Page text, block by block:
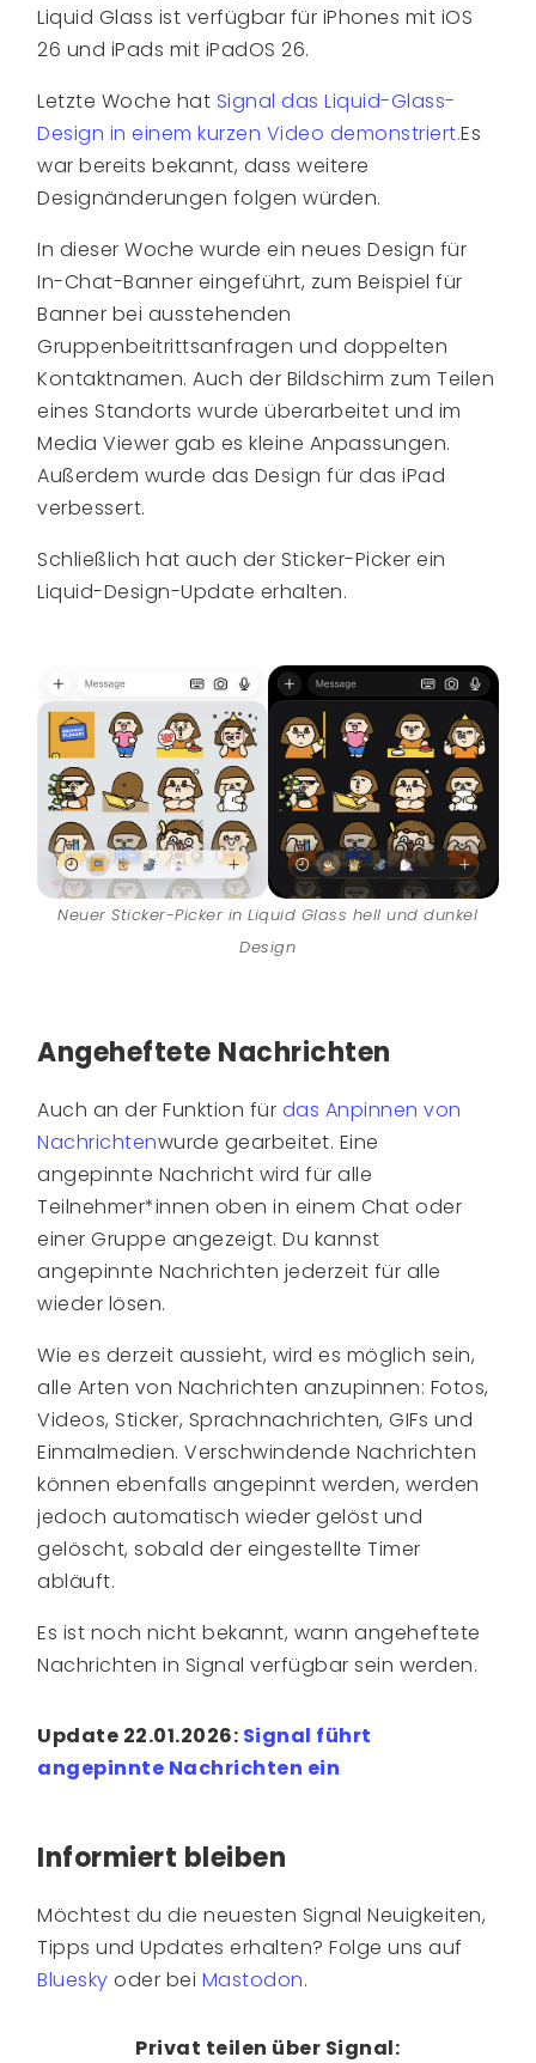
Liquid Glass ist verfügbar für iPhones mit iOS
26 und iPads mit iPadOS 26.
Letzte Woche hat Signal das Liquid-Glass-
Design in einem kurzen Video demonstriert.Es
war bereits bekannt, dass weitere
Designänderungen folgen würden.
In dieser Woche wurde ein neues Design für
In-Chat-Banner eingeführt, zum Beispiel für
Banner bei ausstehenden
Gruppenbeitrittsanfragen und doppelten
Kontaktnamen. Auch der Bildschirm zum Teilen
eines Standorts wurde überarbeitet und im
Media Viewer gab es kleine Anpassungen.
Außerdem wurde das Design für das iPad
verbessert.
Schließlich hat auch der Sticker-Picker ein
Liquid-Design-Update erhalten.
Neuer Sticker-Picker in Liquid Glass hell und dunkel
Design
Angeheftete Nachrichten
Auch an der Funktion für das Anpinnen von
Nachrichtenwurde gearbeitet. Eine
angepinnte Nachricht wird für alle
Teilnehmer*innen oben in einem Chat oder
einer Gruppe angezeigt. Du kannst
angepinnte Nachrichten jederzeit für alle
wieder lösen.
Wie es derzeit aussieht, wird es möglich sein,
alle Arten von Nachrichten anzupinnen: Fotos,
Videos, Sticker, Sprachnachrichten, GIFs und
Einmalmedien. Verschwindende Nachrichten
können ebenfalls angepinnt werden, werden
jedoch automatisch wieder gelöst und
gelöscht, sobald der eingestellte Timer
abläuft.
Es ist noch nicht bekannt, wann angeheftete
Nachrichten in Signal verfügbar sein werden.
Update 22.01.2026: Signal führt
angepinnte Nachrichten ein
Informiert bleiben
Möchtest du die neuesten Signal Neuigkeiten,
Tipps und Updates erhalten? Folge uns auf
Bluesky oder bei Mastodon.
Privat teilen über Signal: